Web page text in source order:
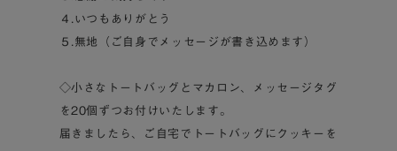
４.いつもありがとう
５.無地（ご自身でメッセージが書き込めます）
◇小さなトートバッグとマカロン、メッセージタグ
を20個ずつお付けいたします。
届きましたら、ご自宅でトートバッグにクッキーを